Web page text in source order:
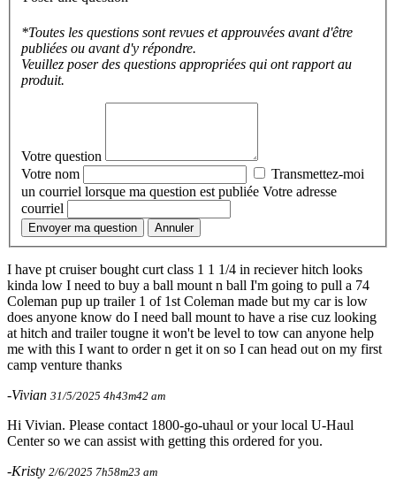
*Toutes les questions sont revues et approuvées avant d'être
publiées ou avant d'y répondre.
Veuillez poser des questions appropriées qui ont rapport au
produit.
Votre question
Votre nom
Transmettez-moi
un courriel lorsque ma question est publiée Votre adresse
courriel
Envoyer ma question Annuler
I have pt cruiser bought curt class 1 1 1/4 in reciever hitch looks
kinda low I need to buy a ball mount n ball I'm going to pull a 74
Coleman pup up trailer 1 of 1st Coleman made but my car is low
does anyone know do I need ball mount to have a rise cuz looking
at hitch and trailer tougne it won't be level to tow can anyone help
me with this I want to order n get it on so I can head out on my first
camp venture thanks
-Vivian 31/5/2025 4h43m42 am
Hi Vivian. Please contact 1800-go-uhaul or your local U-Haul
Center so we can assist with getting this ordered for you.
-Kristy 2/6/2025 7h58m23 am